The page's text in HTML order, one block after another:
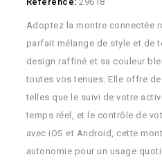
Adoptez la montre connectée
parfait mélange de style et de
design raffiné et sa couleur
toutes vos tenues. Elle offre
telles que le suivi de votre
temps réel, et le contrôle de
avec iOS et Android, cette
autonomie pour un usage